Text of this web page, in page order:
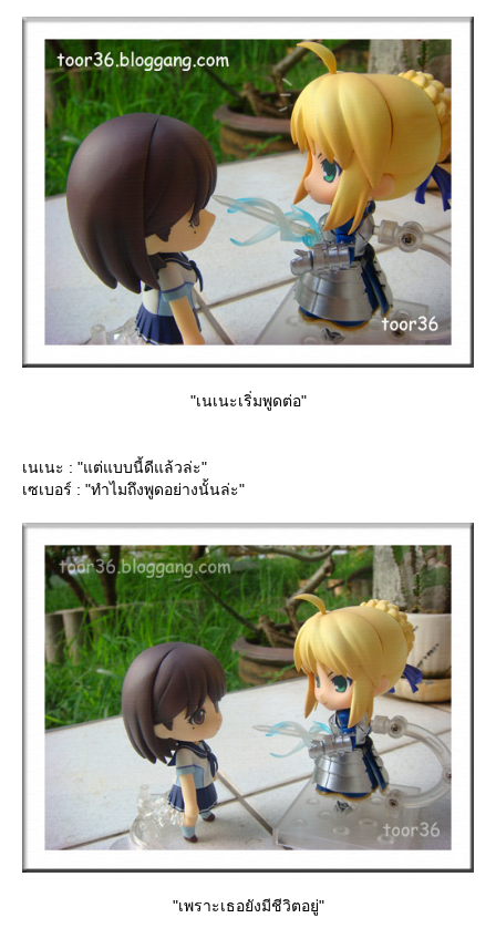
"เนเนะเริ่มพูดต่อ"
เนเนะ : "แต่แบบนี้ดีแล้วล่ะ"
เซเบอร์ : "ทำไมถึงพูดอย่างนั้นล่ะ"
"เพราะเธอยังมีชีวิตอยู่"